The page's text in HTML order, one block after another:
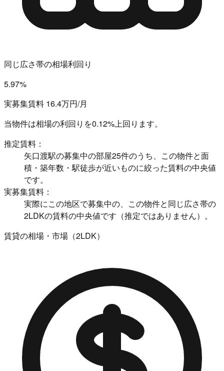
同じ広さ帯の相場利回り
5.97%
実募集賃料 16.4万円/月
当物件は相場の利回りを0.12%上回ります。
推定賃料：
矢口渡駅の募集中の部屋25件のうち、この物件と面
積・築年数・駅徒歩が近いものに絞った賃料の中央値
です。
実募集賃料：
実際にこの地区で募集中の、この物件と同じ広さ帯の
2LDKの賃料の中央値です（推定ではありません）。
賃貸の相場・市場（2LDK）